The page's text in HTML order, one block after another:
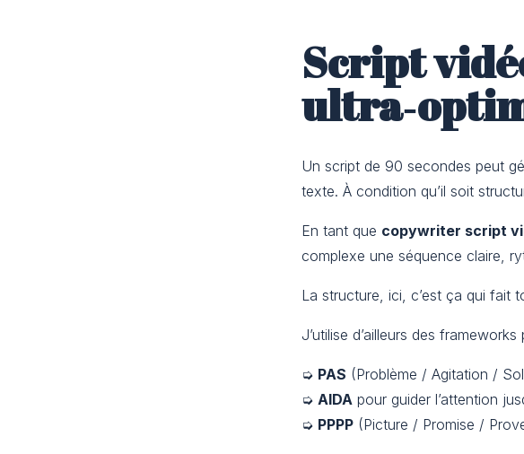
Script
Un script de 90 secondes peut
texte. À condition qu’il soit
En tant que copywriter script
complexe une séquence claire,
La structure, ici, c’est ça qui fait
J’utilise d’ailleurs des
➭ PAS (Problème / Agitation /
➭ AIDA pour guider l’attention
➭ PPPP (Picture / Promise /